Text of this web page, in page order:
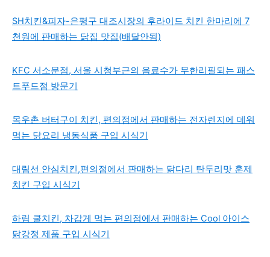
SH치킨&피자-은평구 대조시장의 후라이드 치킨 한마리에 7
천원에 판매하는 닭집 맛집(배달안됨)
KFC 서소문점, 서울 시청부근의 음료수가 무한리필되는 패스
트푸드점 방문기
목우촌 버터구이 치킨, 편의점에서 판매하는 전자렌지에 데워
먹는 닭요리 냉동식품 구입 시식기
대림선 안심치킨,편의점에서 판매하는 닭다리 탄두리맛 훈제
치킨 구입 시식기
하림 쿨치킨, 차갑게 먹는 편의점에서 판매하는 Cool 아이스
닭강정 제품 구입 시식기